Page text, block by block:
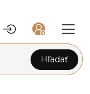
Hľadať